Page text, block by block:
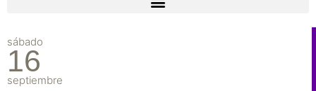
sábado
16
septiembre